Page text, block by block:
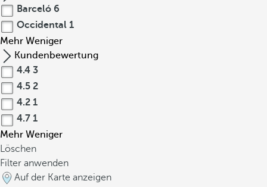
Barceló 6
Occidental 1
Mehr Weniger
Kundenbewertung
4.4 3
4.5 2
4.2 1
4.7 1
Mehr Weniger
Löschen
Filter anwenden
Auf der Karte anzeigen